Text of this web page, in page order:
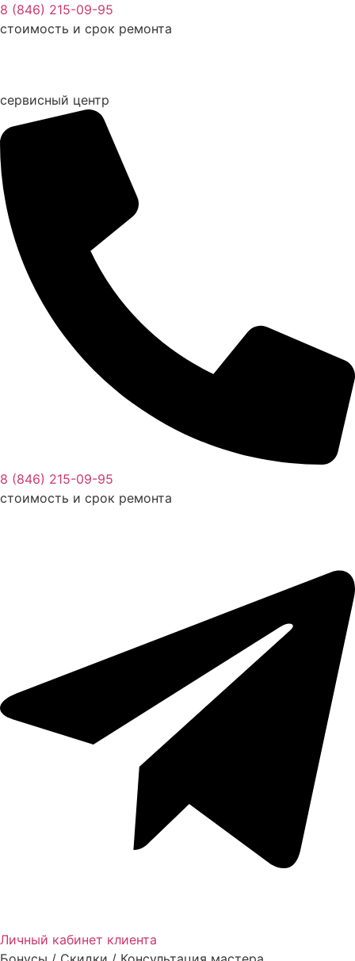
Перейти
к
8 (846) 215-09-95
стоимость и срок ремонта
сервисный центр
8 (846) 215-09-95
стоимость и срок ремонта
Личный кабинет клиента